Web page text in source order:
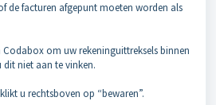
de facturen afgepunt moeten worden als
om uw rekeninguittreksels binnen
dit niet aan te vinken.
u rechtsboven op “bewaren”.